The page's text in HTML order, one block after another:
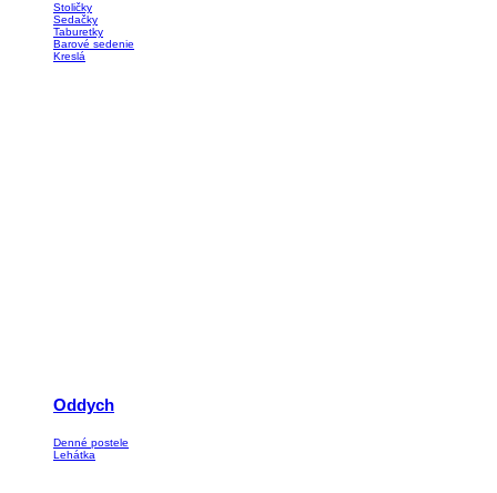
Stoličky
Sedačky
Taburetky
Barové sedenie
Kreslá
Oddych
Denné postele
Lehátka